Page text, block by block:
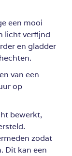
een mooi
licht verfijnd
en gladder
van een
op
bewerkt,
zodat
Dit kan een